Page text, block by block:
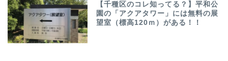
【千種区のコレ知ってる？】平和公
園の「アクアタワー」には無料の展
望室（標高120ｍ）がある！！